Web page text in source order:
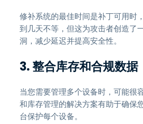
修补系统的最佳时间是补丁可用时
到几天不等，但这为攻击者创造了
洞，减少延迟并提高安全性。
3.整合库存和合规数据
当您需要管理多个设备时，可能很
和库存管理的解决方案有助于确保
台保护每个设备。